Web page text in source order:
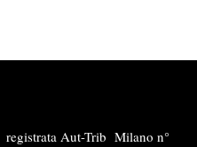
registrata Aut-Trib Milano n°